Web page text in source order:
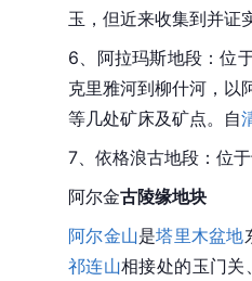
玉 ，但近来收集到并证
6、阿拉玛斯地段：位
克里雅河到柳什河，以
等几处矿床及矿点。自
7、依格浪古地段：位
阿尔金古陵缘地块
阿尔金山是塔里木盆地
祁连山相接处的玉门关